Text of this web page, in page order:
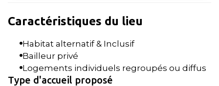
Caractéristiques du lieu
Habitat alternatif & Inclusif
Bailleur privé
Logements individuels regroupés ou diffus
Type d'accueil proposé